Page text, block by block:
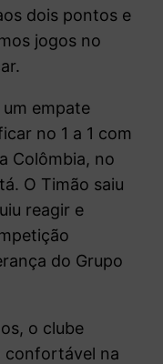
dois pontos e
jogos no
empate
no 1 a 1 com
Colômbia, no
O Timão saiu
reagir e
do Grupo
o clube
confortável na